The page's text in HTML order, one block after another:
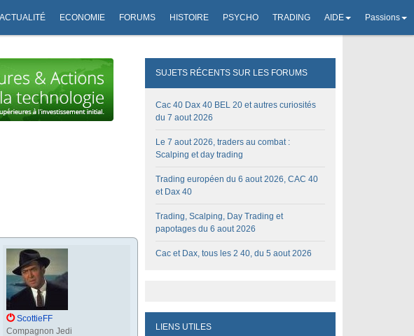
ACTUALITÉ ECONOMIE FORUMS HISTOIRE PSYCHO TRADING AIDE Passions
ScottieFF
Compagnon Jedi
SUJETS RÉCENTS SUR LES FORUMS
Cac 40 Dax 40 BEL 20 et autres curiosités
du 7 aout 2026
Le 7 aout 2026, traders au combat :
Scalping et day trading
Trading européen du 6 aout 2026, CAC 40
et Dax 40
Trading, Scalping, Day Trading et
papotages du 6 aout 2026
Cac et Dax, tous les 2 40, du 5 aout 2026
LIENS UTILES